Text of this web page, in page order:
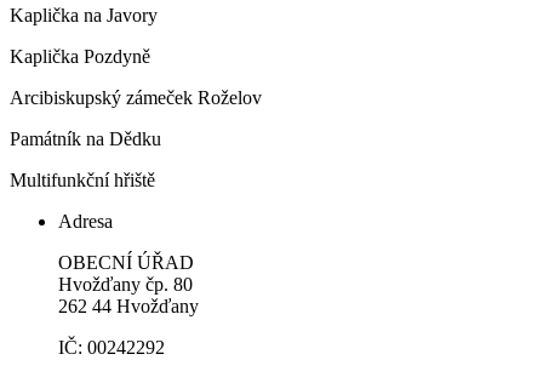
Kaplička na Javory
Kaplička Pozdyně
Arcibiskupský zámeček Roželov
Památník na Dědku
Multifunkční hřiště
Adresa
OBECNÍ ÚŘAD
Hvožďany čp. 80
262 44 Hvožďany
IČ: 00242292